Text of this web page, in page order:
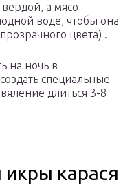
а мясо
воде, чтобы она
цвета) .
на ночь в
специальные
длиться 3-8
карася